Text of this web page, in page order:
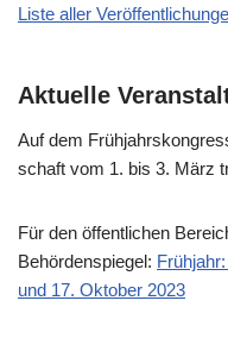
Liste aller
Aktuelle
Auf dem
schaft vom 1. bis 3. März
Für den öffent­li­chen
Behör­den­spie­gel:
und 17. Okto­ber 2023